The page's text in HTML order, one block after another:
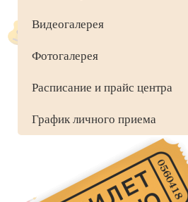
Видеогалерея
Фотогалерея
Расписание и прайс центра
График личного приема